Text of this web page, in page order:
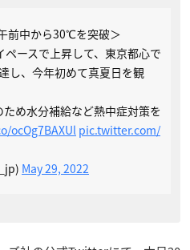
前中から30℃を突破＞
ースで上昇して、東京都心で
し、今年初めて真夏日を観
め水分補給など熱中症対策を
ocOg7BAXUl pic.twitter.com/
May 29, 2022